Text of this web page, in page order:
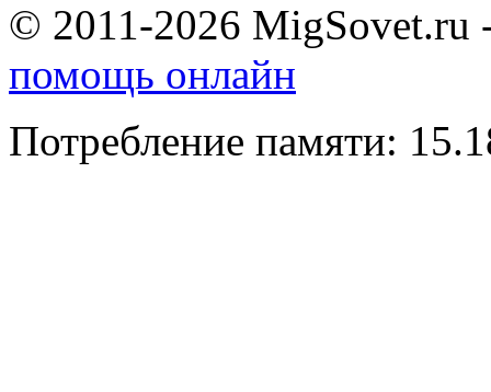
© 2011-2026 MigSovet.ru
помощь онлайн
Потребление памяти: